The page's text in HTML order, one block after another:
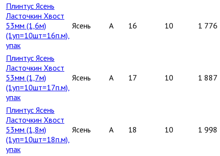
Плинтус Ясень
Ласточкин Хвост
53мм (1,6м)
(1уп=10шт=16п.м),
упак
Ясень A 16 10 1 776
Плинтус Ясень
Ласточкин Хвост
53мм (1,7м)
(1уп=10шт=17п.м),
упак
Ясень A 17 10 1 887
Плинтус Ясень
Ласточкин Хвост
53мм (1,8м)
(1уп=10шт=18п.м),
упак
Ясень A 18 10 1 998